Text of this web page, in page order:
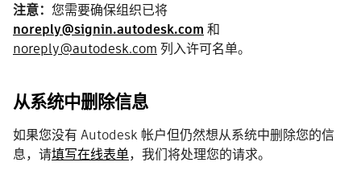
注意： 您需要确保组织已将
noreply@signin.autodesk.com 和
noreply@autodesk.com 列入许可名单。
从系统中删除信息
如果您没有 Autodesk 帐户但仍然想从系统中删除您的信
息，请填写在线表单，我们将处理您的请求。